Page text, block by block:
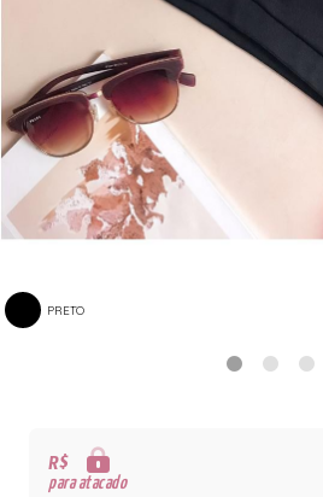
PRETO
R$
para atacado